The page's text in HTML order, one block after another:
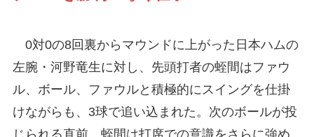
0対0の8回裏からマウンドに上がった日本ハムの
左腕・河野竜生に対し、先頭打者の蛭間はファウ
ル、ボール、ファウルと積極的にスイングを仕掛
けながらも、3球で追い込まれた。次のボールが投
じられる直前、蛭間は打席での意識をさらに強め